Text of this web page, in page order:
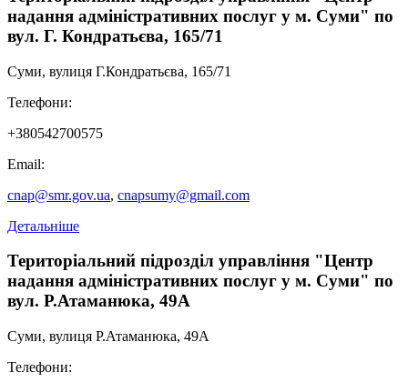
надання адміністративних послуг у м. Суми" по
вул. Г. Кондратьєва, 165/71
Суми, вулиця Г.Кондратьєва, 165/71
Телефони:
+380542700575
Email:
cnap@smr.gov.ua, cnapsumy@gmail.com
Детальніше
Територіальний підрозділ управління "Центр
надання адміністративних послуг у м. Суми" по
вул. Р.Атаманюка, 49А
Суми, вулиця Р.Атаманюка, 49А
Телефони: